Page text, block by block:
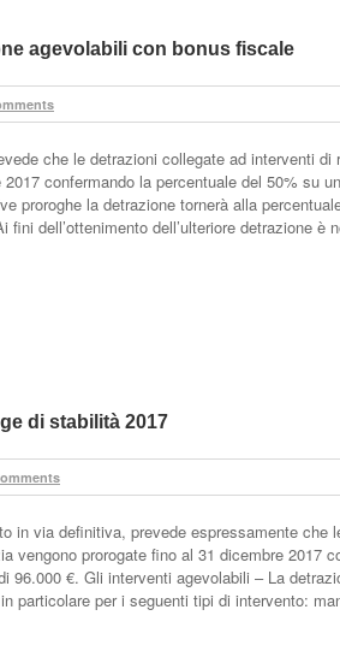
agevolabili con bonus fiscale
che le detrazioni collegate ad interventi di
confermando la percentuale del 50% su
proroghe la detrazione tornerà alla
dell’ottenimento dell’ulteriore detrazione è
di stabilità 2017
in via definitiva, prevede espressamente che
vengono prorogate fino al 31 dicembre 2017
96.000 €. Gli interventi agevolabili – La
particolare per i seguenti tipi di intervento: